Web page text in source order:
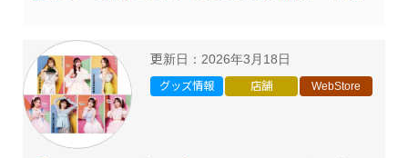
更新日： 2026年3月18日
グッズ情報 店舗 WebStore